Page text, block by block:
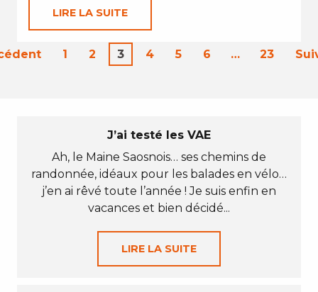
LIRE LA SUITE
1 2 3 4 5 6 … 23
J’ai testé les VAE
Ah, le Maine Saosnois… ses chemins de
randonnée, idéaux pour les balades en vélo…
j’en ai rêvé toute l’année ! Je suis enfin en
vacances et bien décidé...
LIRE LA SUITE